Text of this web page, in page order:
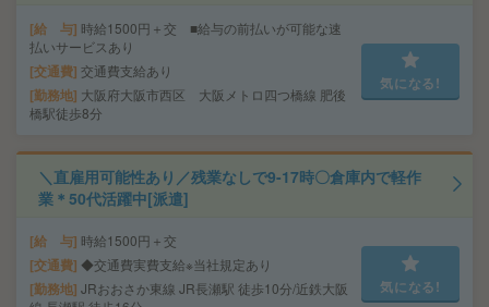
給 与 時給1500円＋交 ■給与の前払いが可能な速
払いサービスあり
交通費 交通費支給あり
勤務地 大阪府大阪市西区 大阪メトロ四つ橋線 肥後
橋駅徒歩8分
気になる!
＼直雇用可能性あり／残業なしで9-17時〇倉庫内で軽作
業＊50代活躍中[派遣]
給 与 時給1500円＋交
交通費 ◆交通費実費支給※当社規定あり
勤務地 JRおおさか東線 JR長瀬駅 徒歩10分/近鉄大阪
気になる!